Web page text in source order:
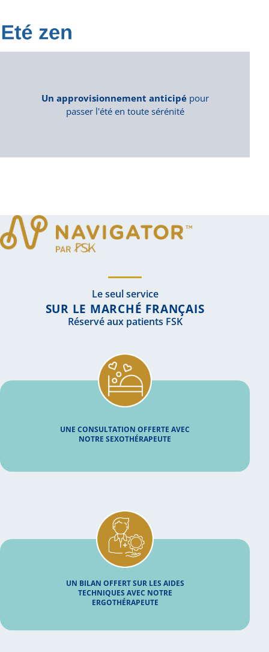
Un approvisionnement anticipépour
passer l'été en toute sérénité
Le seul service
SUR LE MARCHÉ FRANÇAIS
Réservé aux patients FSK
UNE CONSULTATION OFFERTE AVEC
NOTRE SEXOTHÉRAPEUTE
UN BILAN OFFERT SUR LES AIDES
TECHNIQUES AVEC NOTRE
ERGOTHÉRAPEUTE